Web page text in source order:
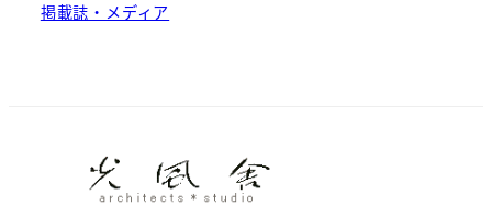
掲載誌・メディア